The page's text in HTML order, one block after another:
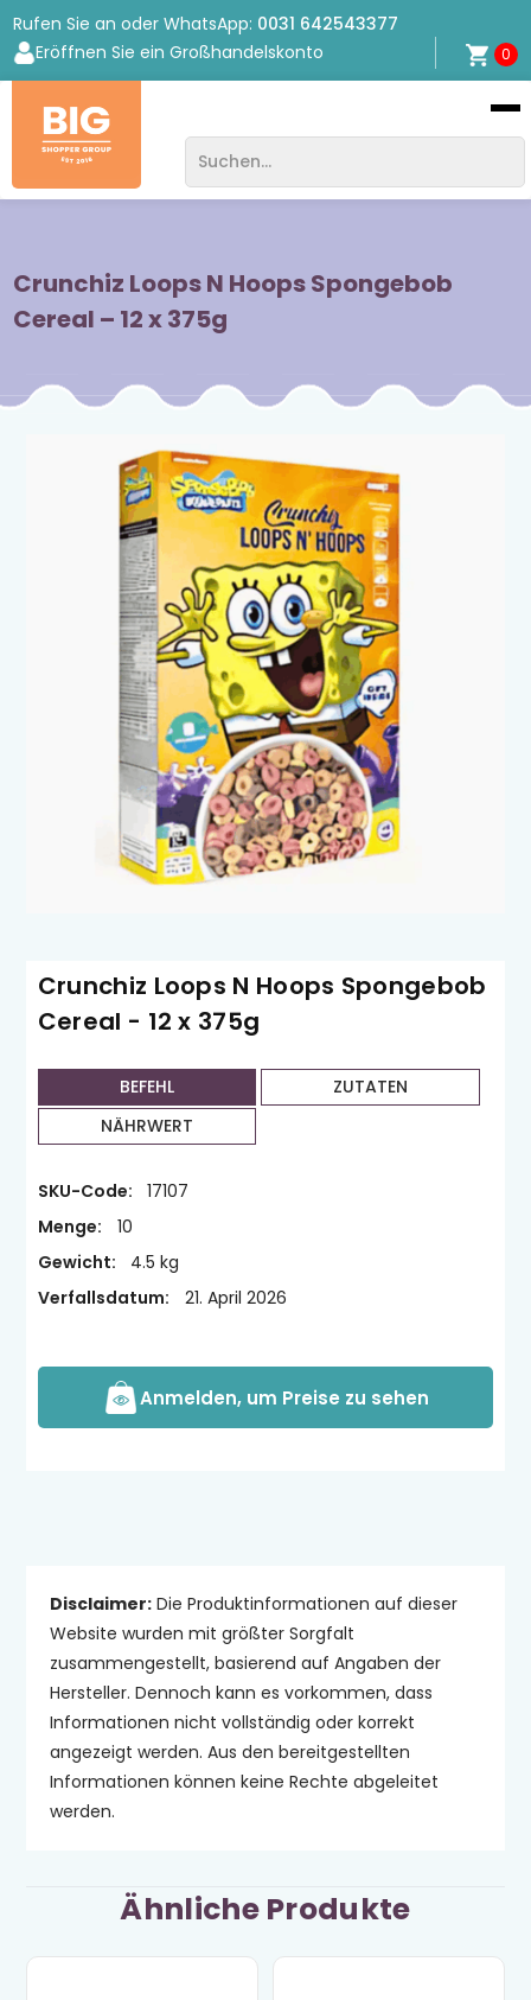
Rufen Sie an oder WhatsApp: 0031 642543377
Eröffnen Sie ein Großhandelskonto
0
Bigshopper
Group
Crunchiz Loops N Hoops Spongebob
Cereal – 12 x 375g
Crunchiz Loops N Hoops Spongebob
Cereal - 12 x 375g
BEFEHL
ZUTATEN
NÄHRWERT
SKU-Code:
17107
Menge:
10
Gewicht:
4.5 kg
Verfallsdatum:
21. April 2026
Anmelden, um Preise zu sehen
Disclaimer:Die Produktinformationen auf dieser
Website wurden mit größter Sorgfalt
zusammengestellt, basierend auf Angaben der
Hersteller. Dennoch kann es vorkommen, dass
Informationen nicht vollständig oder korrekt
angezeigt werden. Aus den bereitgestellten
Informationen können keine Rechte abgeleitet
werden.
Ähnliche Produkte